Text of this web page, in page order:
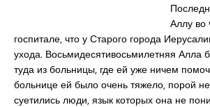
Аллу во
госпитале, что у Старого города
ухода. Восьмидесятивосьмилетняя Алла
туда из больницы, где ей уже ничем
больнице ей было очень тяжело, порой
суетились люди, язык которых она не